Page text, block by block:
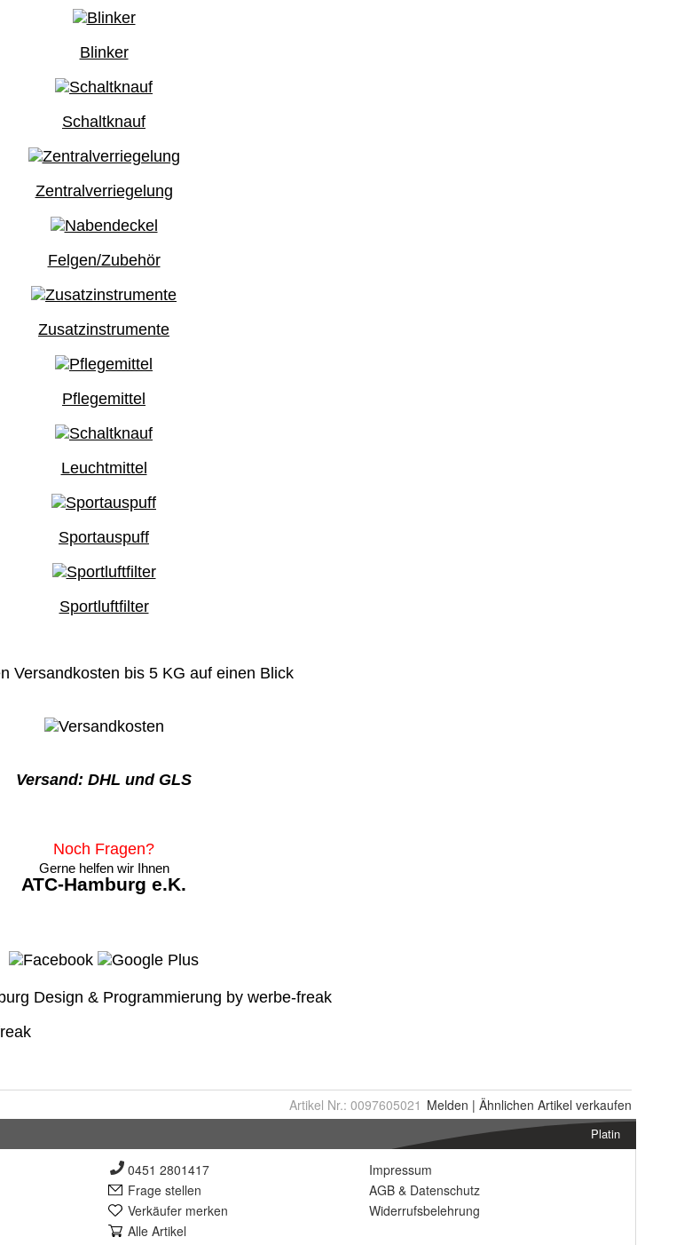
Artikel Nr.: 0097605021 Melden | Ähnlichen Artikel verkaufen
Platin
0451 2801417
Frage stellen
Verkäufer merken
Alle Artikel
Impressum
AGB & Datenschutz
Widerrufsbelehrung